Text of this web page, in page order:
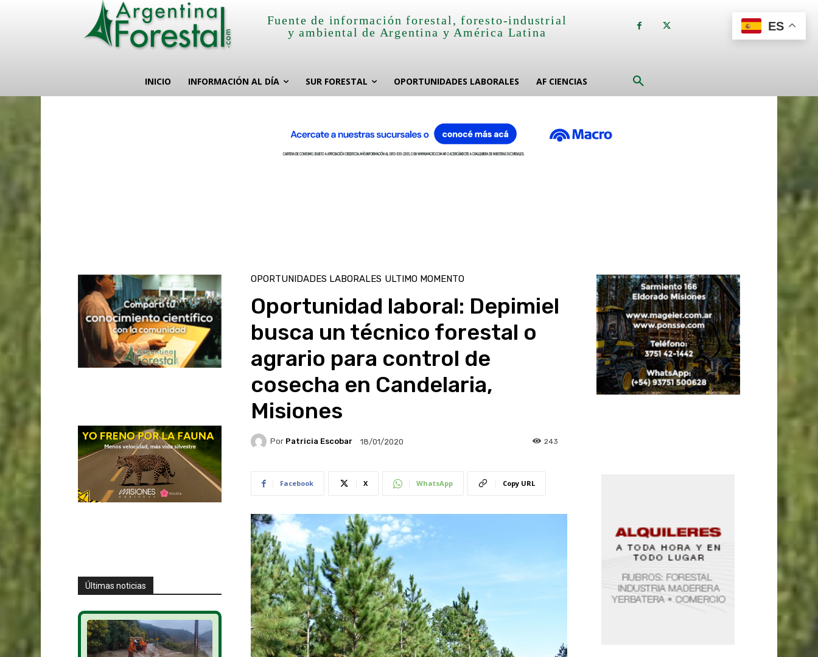
Fuente de información forestal, foresto-industrial
y ambiental de Argentina y América Latina
INICIO INFORMACIÓN AL DÍA SUR FORESTAL OPORTUNIDADES LABORALES AF CIENCIAS
Últimas noticias
OPORTUNIDADES LABORALES ULTIMO MOMENTO
Oportunidad laboral: Depimiel
busca un técnico forestal o
agrario para control de
cosecha en Candelaria,
Misiones
Por Patricia Escobar 18/01/2020 243
Facebook X WhatsApp Copy URL
ES